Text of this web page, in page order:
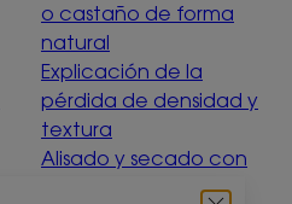
o castaño de forma
natural
Explicación de la
pérdida de densidad y
textura
Alisado y secado con